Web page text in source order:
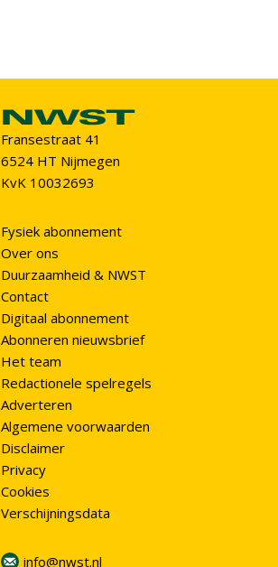
Fransestraat 41
6524 HT Nijmegen
KvK 10032693
Fysiek abonnement
Over ons
Duurzaamheid & NWST
Contact
Digitaal abonnement
Abonneren nieuwsbrief
Het team
Redactionele spelregels
Adverteren
Algemene voorwaarden
Disclaimer
Privacy
Cookies
Verschijningsdata
info@nwst.nl